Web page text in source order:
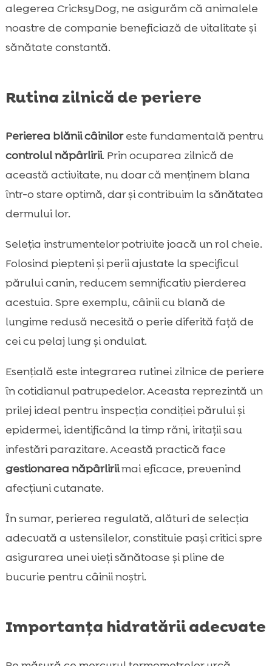
alegerea CricksyDog, ne asigurăm că animalele
noastre de companie beneficiază de vitalitate și
sănătate constantă.
Rutina zilnică de periere
Perierea blănii câiniloreste fundamentală pentru
controlul năpârlirii. Prin ocuparea zilnică de
această activitate, nu doar că menținem blana
într-o stare optimă, dar și contribuim la sănătatea
dermului lor.
Seleția instrumentelor potrivite joacă un rol cheie.
Folosind piepteni și perii ajustate la specificul
părului canin, reducem semnificativ pierderea
acestuia. Spre exemplu, câinii cu blană de
lungime redusă necesită o perie diferită față de
cei cu pelaj lung și ondulat.
Esențială este integrarea rutinei zilnice de periere
în cotidianul patrupedelor. Aceasta reprezintă un
prilej ideal pentru inspecția condiției părului și
epidermei, identificând la timp răni, iritații sau
infestări parazitare. Această practică face
gestionarea năpârliriimai eficace, prevenind
afecțiuni cutanate.
În sumar, perierea regulată, alături de selecția
adecvată a ustensilelor, constituie pași critici spre
asigurarea unei vieți sănătoase și pline de
bucurie pentru câinii noștri.
Importanța hidratării adecvate